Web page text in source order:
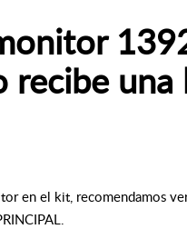
recibe una
en el kit, recomendamos